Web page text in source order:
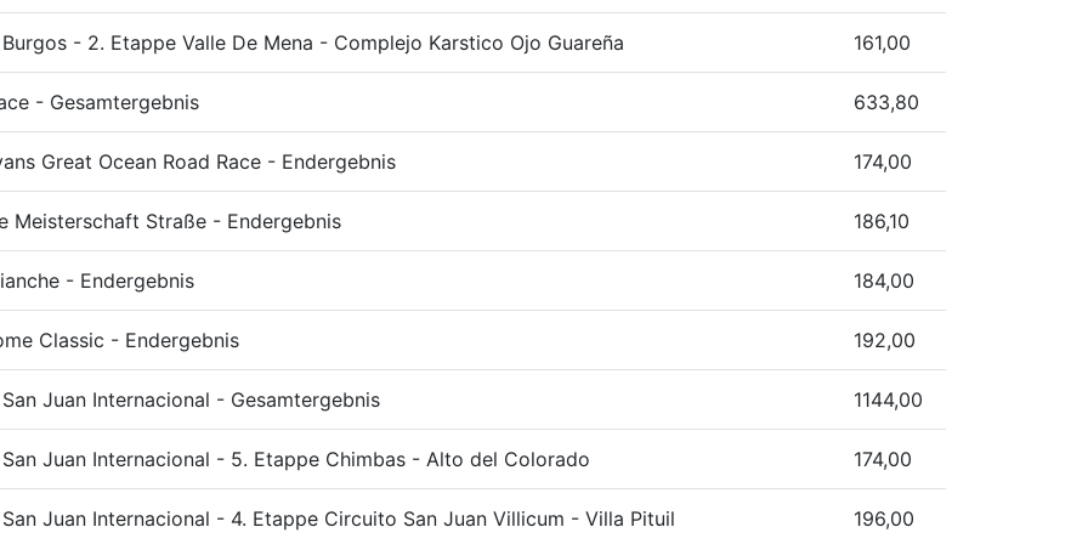
- 2. Etappe Valle De Mena - Complejo Karstico Ojo Guareña 161,00
- Gesamtergebnis 633,80
Great Ocean Road Race - Endergebnis 174,00
Meisterschaft Straße - Endergebnis 186,10
- Endergebnis 184,00
Classic - Endergebnis 192,00
Juan Internacional - Gesamtergebnis 1144,00
Juan Internacional - 5. Etappe Chimbas - Alto del Colorado 174,00
Juan Internacional - 4. Etappe Circuito San Juan Villicum - Villa Pituil 196,00